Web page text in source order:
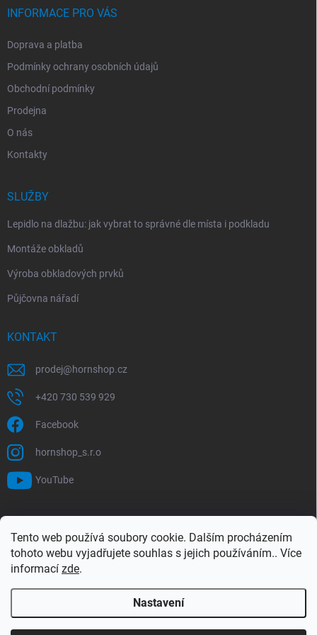
Tento web používá soubory cookie. Dalším procházením
tohoto webu vyjadřujete souhlas s jejich používáním.. Více
informací zde.
Nastavení
INFORMACE PRO VÁS
Doprava a platba
Podmínky ochrany osobních údajů
Obchodní podmínky
Prodejna
O nás
Kontakty
SLUŽBY
Lepidlo na dlažbu: jak vybrat to správné dle místa i podkladu
Montáže obkladů
Výroba obkladových prvků
Půjčovna nářadí
KONTAKT
prodej@hornshop.cz
+420 730 539 929
Facebook
hornshop_s.r.o
YouTube
Hledat
Copyright 2026Hornshop. Všechna práva vyhrazena.Upravit nastavení